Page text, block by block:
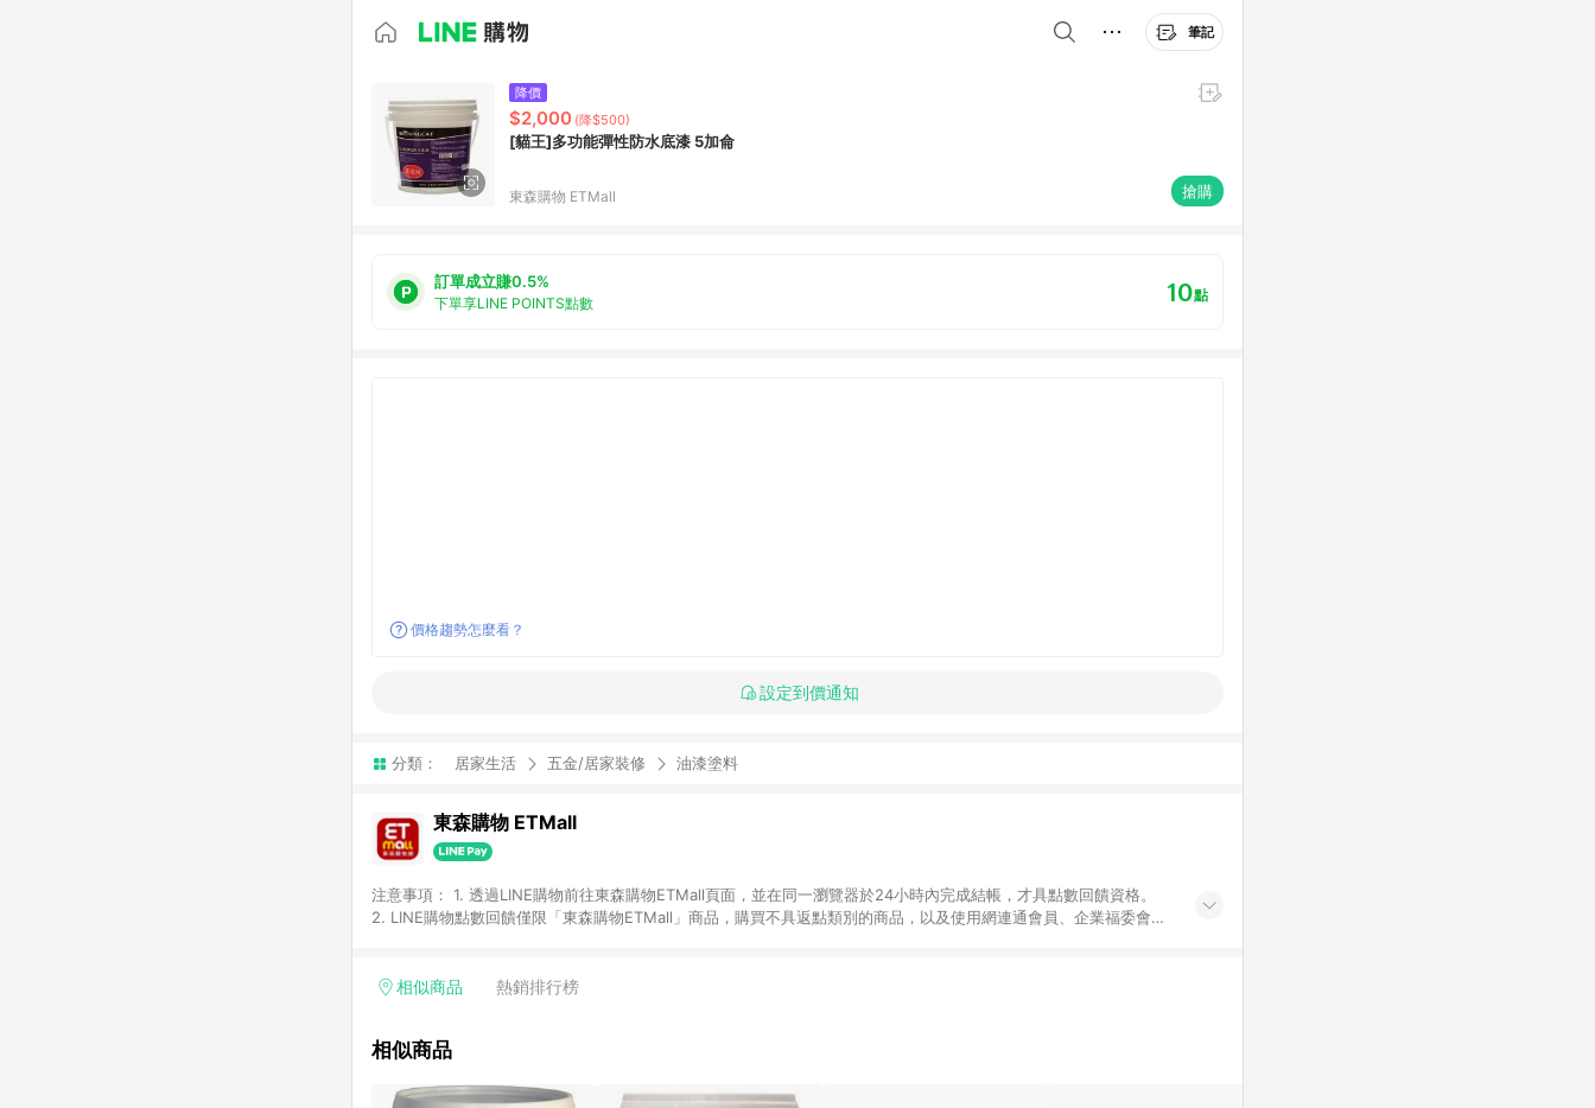
筆記
降價
$2,000 (降$500)
[貓王]多功能彈性防水底漆 5加侖
東森購物 ETMall 搶購
訂單成立賺0.5%
下單享LINE POINTS點數 10點
價格趨勢怎麼看？
設定到價通知
分類： 居家生活 五金/居家裝修 油漆塗料
東森購物 ETMall
注意事項： 1. 透過LINE購物前往東森購物ETMall頁面，並在同一瀏覽器於24小時內完成結帳，才具點數回饋資格。
2. LINE購物點數回饋僅限「東森購物ETMall」商品，購買不具返點類別的商品，以及使用網連通會員、企業福委會員
「草莓網」全館商品。 4. 如取消訂單、退貨、退款或購物中登出東森購物ETMall，將無法獲得點數回饋。 5. 點數回
面顯示為準。 7. LINE購物設有「單一商品最高回饋點數」機制(特殊活動時開放「回饋無上限」)，以同一訂單中同一
品資料更新會有時間差，如顯示之商品規格、顏色、價位、贈品與東森購物ETMall銷售網頁不符，以銷售網頁標示為
相似商品 熱銷排行榜
相似商品